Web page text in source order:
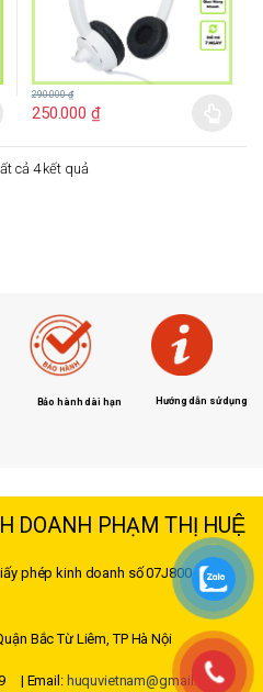
250.000 ₫
290.000₫
cả 4 kết quả
Bảo hành dài hạn Hướng dẫn sử dụng
DOANH PHẠM THỊ HUỆ
phép kinh doanh số 07J8004178 –
Bắc Từ Liêm, TP Hà Nội
| Email: huquvietnam@gmail.com